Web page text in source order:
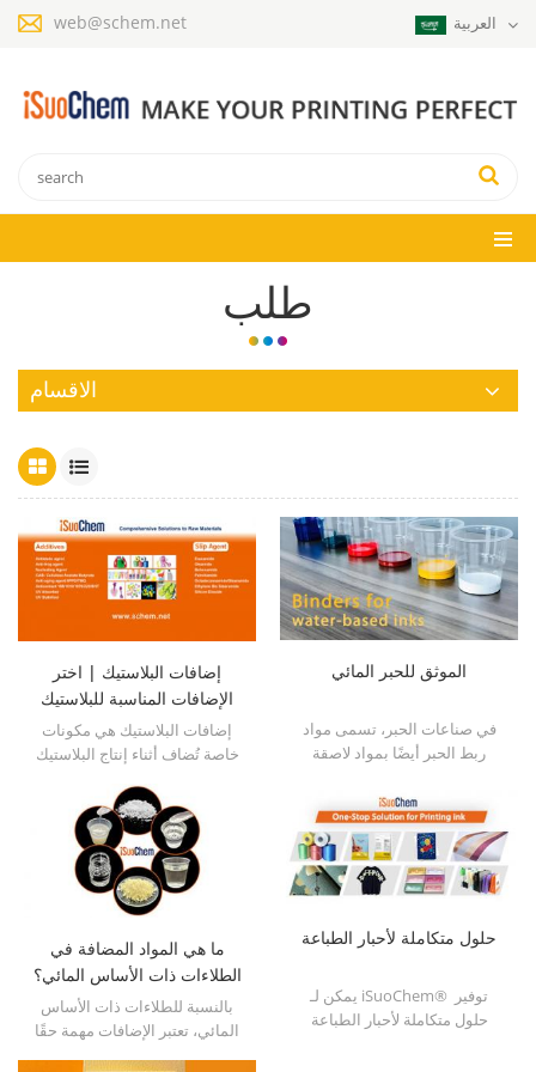
web@schem.net
طلب
الاقسام
إضافات البلاستيك | اختر
الإضافات المناسبة للبلاستيك
إضافات البلاستيك هي مكونات
خاصة تُضاف أثناء إنتاج البلاستيك
بإمكانها تعديل مؤشرات رئيسية،
مثل صلابة البلاستيك ومتانته
ومقاومته للحرارة، مما يمنح
البوليمر الأساسي نطاقًا أوسع من
الاستخدامات. لا تُستخدم هذه
الإضافات عادةً بكميات كبيرة،
ولكنها تُحسّن الأداء النهائي
للبلاستيك بشكل كبير، مما يسمح
لنفس المادة الأساسية بتلبية
احتياجات استخدامات مختلفة، من
التغليف المرن إلى المكونات
الهندسية. تشمل الإضافات
الموثق للحبر المائي
في صناعات الحبر، تسمى مواد
ربط الحبر أيضًا بمواد لاصقة
ما هي المواد المضافة في
الطلاءات ذات الأساس المائي؟
بالنسبة للطلاءات ذات الأساس
المائي، تعتبر الإضافات مهمة حقًا
حلول متكاملة لأحبار الطباعة
يمكن لـ iSuoChem® توفير
حلول متكاملة لأحبار الطباعة